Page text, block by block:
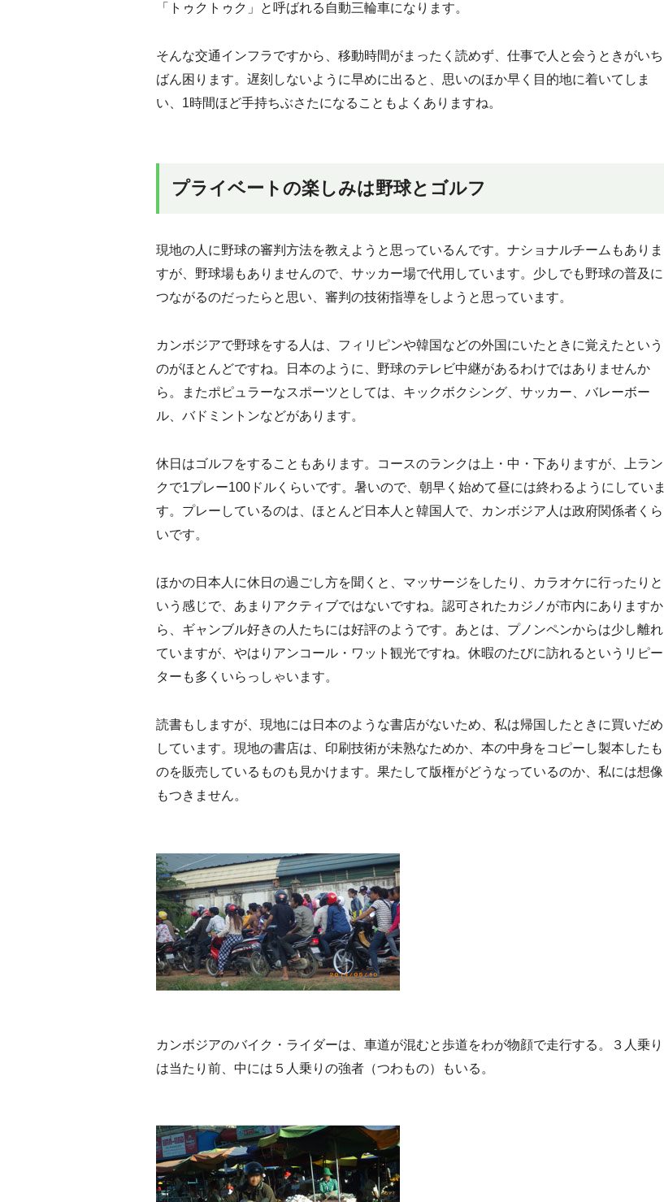
「トゥクトゥク」と呼ばれる自動三輪車になります。
そんな交通インフラですから、移動時間がまったく読めず、仕事で人と会うときがいち
ばん困ります。遅刻しないように早めに出ると、思いのほか早く目的地に着いてしま
い、1時間ほど手持ちぶさたになることもよくありますね。
プライベートの楽しみは野球とゴルフ
現地の人に野球の審判方法を教えようと思っているんです。ナショナルチームもありま
すが、野球場もありませんので、サッカー場で代用しています。少しでも野球の普及に
つながるのだったらと思い、審判の技術指導をしようと思っています。
カンボジアで野球をする人は、フィリピンや韓国などの外国にいたときに覚えたという
のがほとんどですね。日本のように、野球のテレビ中継があるわけではありませんか
ら。またポピュラーなスポーツとしては、キックボクシング、サッカー、バレーボー
ル、バドミントンなどがあります。
休日はゴルフをすることもあります。コースのランクは上・中・下ありますが、上ラン
クで1プレー100ドルくらいです。暑いので、朝早く始めて昼には終わるようにしていま
す。プレーしているのは、ほとんど日本人と韓国人で、カンボジア人は政府関係者くら
いです。
ほかの日本人に休日の過ごし方を聞くと、マッサージをしたり、カラオケに行ったりと
いう感じで、あまりアクティブではないですね。認可されたカジノが市内にありますか
ら、ギャンブル好きの人たちには好評のようです。あとは、プノンペンからは少し離れ
ていますが、やはりアンコール・ワット観光ですね。休暇のたびに訪れるというリピー
ターも多くいらっしゃいます。
読書もしますが、現地には日本のような書店がないため、私は帰国したときに買いだめ
しています。現地の書店は、印刷技術が未熟なためか、本の中身をコピーし製本したも
のを販売しているものも見かけます。果たして版権がどうなっているのか、私には想像
もつきません。
カンボジアのバイク・ライダーは、車道が混むと歩道をわが物顔で走行する。３人乗り
は当たり前、中には５人乗りの強者（つわもの）もいる。